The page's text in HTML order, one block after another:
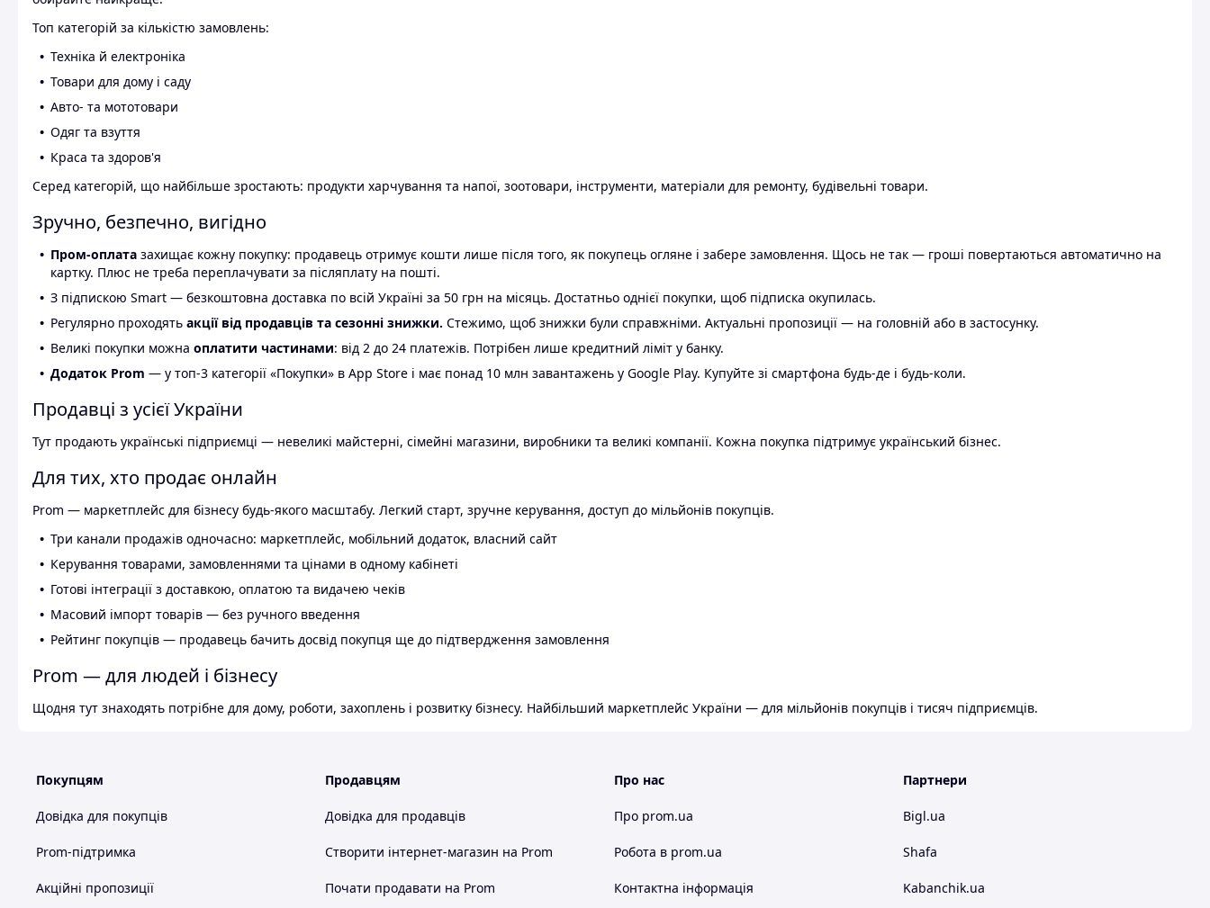
Топ категорій за кількістю замовлень:
Техніка й електроніка
Товари для дому і саду
Авто- та мототовари
Одяг та взуття
Краса та здоров'я
Серед категорій, що найбільше зростають: продукти харчування та напої, зоотовари, інструменти, матеріали для ремонту, будівельні товари.
Зручно, безпечно, вигідно
Пром-оплата захищає кожну покупку: продавець отримує кошти лише після того, як покупець огляне і забере замовлення. Щось не так — гроші повертаються автоматично на
картку. Плюс не треба переплачувати за післяплату на пошті.
З підпискою Smart — безкоштовна доставка по всій Україні за 50 грн на місяць. Достатньо однієї покупки, щоб підписка окупилась.
Регулярно проходять акції від продавців та сезонні знижки. Стежимо, щоб знижки були справжніми. Актуальні пропозиції — на головній або в застосунку.
Великі покупки можна оплатити частинами: від 2 до 24 платежів. Потрібен лише кредитний ліміт у банку.
Додаток Prom — у топ-3 категорії «Покупки» в App Store і має понад 10 млн завантажень у Google Play. Купуйте зі смартфона будь-де і будь-коли.
Продавці з усієї України
Тут продають українські підприємці — невеликі майстерні, сімейні магазини, виробники та великі компанії. Кожна покупка підтримує український бізнес.
Для тих, хто продає онлайн
Prom — маркетплейс для бізнесу будь-якого масштабу. Легкий старт, зручне керування, доступ до мільйонів покупців.
Три канали продажів одночасно: маркетплейс, мобільний додаток, власний сайт
Керування товарами, замовленнями та цінами в одному кабінеті
Готові інтеграції з доставкою, оплатою та видачею чеків
Масовий імпорт товарів — без ручного введення
Рейтинг покупців — продавець бачить досвід покупця ще до підтвердження замовлення
Prom — для людей і бізнесу
Щодня тут знаходять потрібне для дому, роботи, захоплень і розвитку бізнесу. Найбільший маркетплейс України — для мільйонів покупців і тисяч підприємців.
Покупцям
Довідка для покупців
Prom-підтримка
Акційні пропозиції
Продавцям
Довідка для продавців
Створити інтернет-магазин на Prom
Почати продавати на Prom
Про нас
Про prom.ua
Робота в prom.ua
Контактна інформація
Партнери
Bigl.ua
Shafa
Kabanchik.ua